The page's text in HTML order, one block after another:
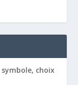
choix